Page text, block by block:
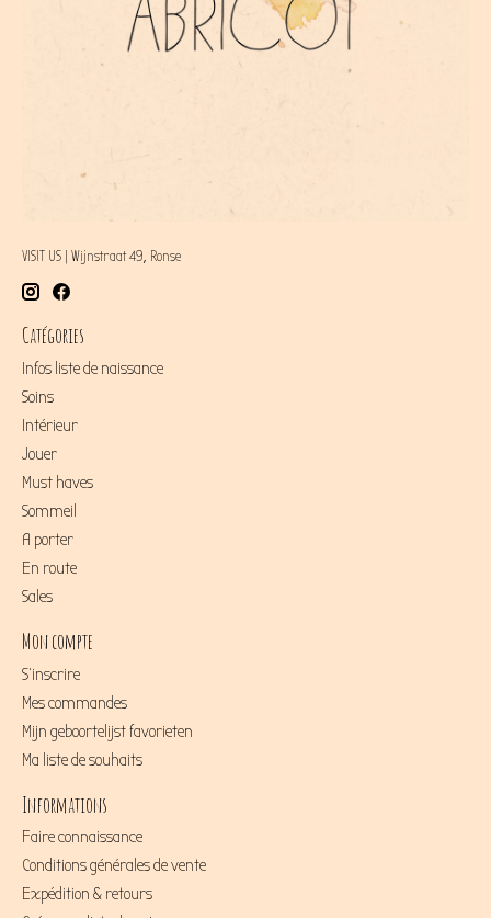
VISIT US | Wijnstraat 49, Ronse
Catégories
Infos liste de naissance
Soins
Intérieur
Jouer
Must haves
Sommeil
A porter
En route
Sales
Mon compte
S'inscrire
Mes commandes
Mijn geboortelijst favorieten
Ma liste de souhaits
Informations
Faire connaissance
Conditions générales de vente
Expédition & retours